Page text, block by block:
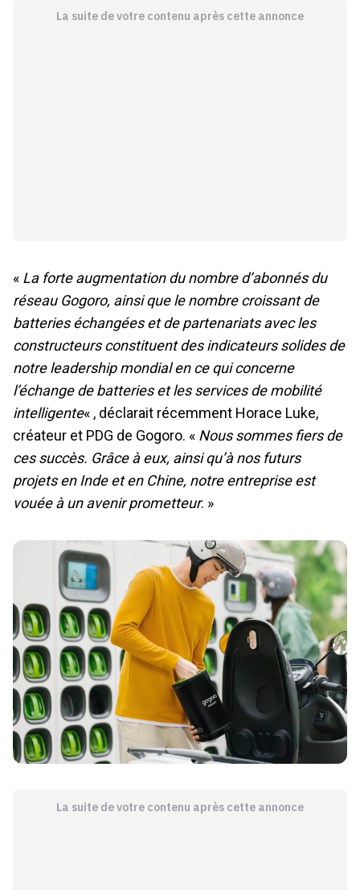
La suite de votre contenu après cette annonce
« La forte augmentation du nombre d’abonnés du
réseau Gogoro, ainsi que le nombre croissant de
batteries échangées et de partenariats avec les
constructeurs constituent des indicateurs solides de
notre leadership mondial en ce qui concerne
l’échange de batteries et les services de mobilité
intelligente« , déclarait récemment Horace Luke,
créateur et PDG de Gogoro. « Nous sommes fiers de
ces succès. Grâce à eux, ainsi qu’à nos futurs
projets en Inde et en Chine, notre entreprise est
vouée à un avenir prometteur. »
La suite de votre contenu après cette annonce